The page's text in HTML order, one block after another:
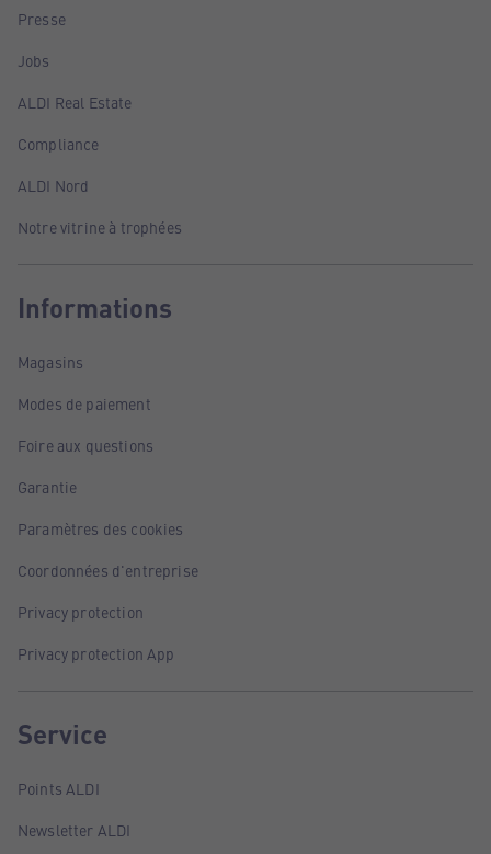
Presse
Jobs
ALDI Real Estate
Compliance
ALDI Nord
Notre vitrine à trophées
Informations
Magasins
Modes de paiement
Foire aux questions
Garantie
Paramètres des cookies
Coordonnées d'entreprise
Privacy protection
Privacy protection App
Service
Points ALDI
Newsletter ALDI